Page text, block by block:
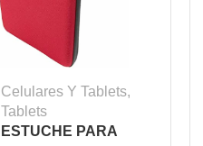
Celulares Y Tablets,
Tablets
ESTUCHE PARA